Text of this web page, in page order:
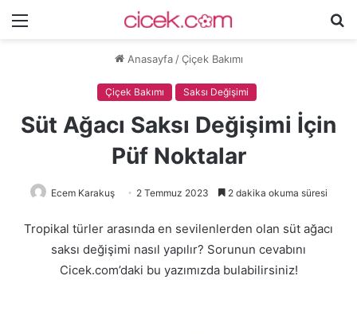
Menü
Anasayfa / Çiçek Bakımı
Çiçek Bakımı Saksı Değişimi
Süt Ağacı Saksı Değişimi İçin
Püf Noktalar
Ecem Karakuş 2 Temmuz 2023 2 dakika okuma süresi
Tropikal türler arasında en sevilenlerden olan süt ağacı
saksı değişimi nasıl yapılır? Sorunun cevabını
Cicek.com’daki bu yazımızda bulabilirsiniz!